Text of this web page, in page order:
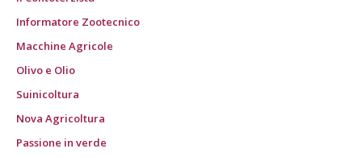
Informatore Zootecnico
Macchine Agricole
Olivo e Olio
Suinicoltura
Nova Agricoltura
Passione in verde